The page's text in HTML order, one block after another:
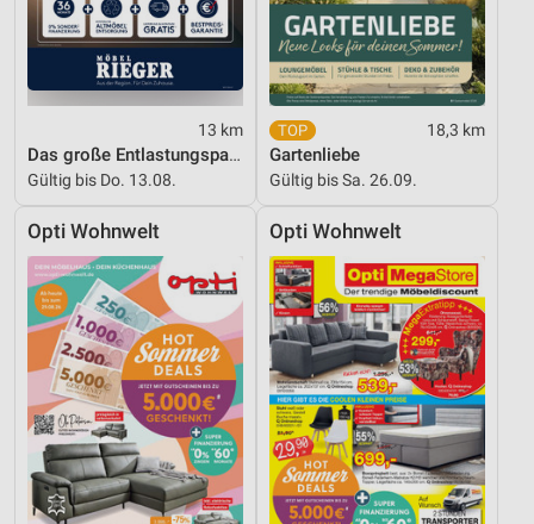
13 km
Das große Entlastungspaket
Gültig bis Do. 13.08.
18,3 km
Gartenliebe
Gültig bis Sa. 26.09.
Opti Wohnwelt Opti Wohnwelt